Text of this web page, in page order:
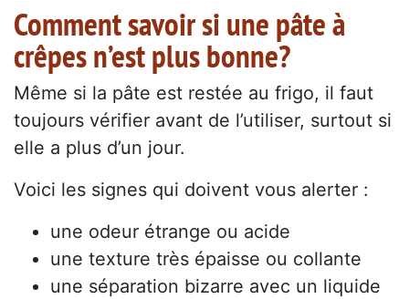
Comment savoir si une pâte à
crêpes n’est plus bonne?
Même si la pâte est restée au frigo, il faut
toujours vérifier avant de l’utiliser, surtout si
elle a plus d’un jour.
Voici les signes qui doivent vous alerter :
une odeur étrange ou acide
une texture très épaisse ou collante
une séparation bizarre avec un liquide